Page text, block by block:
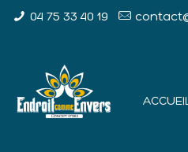
04 75 33 40 19